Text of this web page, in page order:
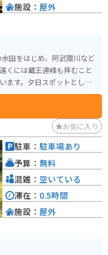
田をはじめ、阿武隈川など
くには蔵王連峰も拝むこと
す。夕日スポットとしても
施設： 屋外
お気に入り
駐車： 駐車場あり
予算： 無料
混雑： 空いている
滞在： 0.5時間
施設： 屋外